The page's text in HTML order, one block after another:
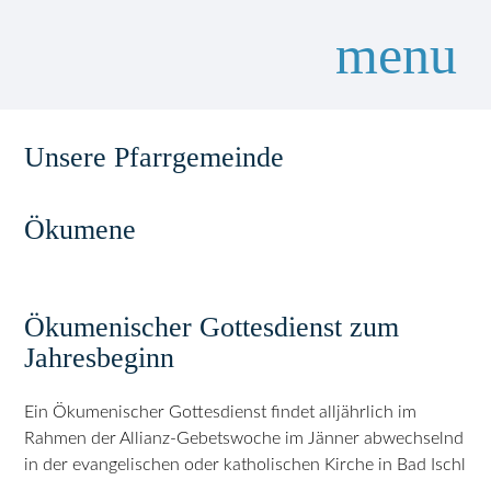
menu
Unsere Pfarrgemeinde
Ökumene
Ökumenischer Gottesdienst zum
Jahresbeginn
Ein Ökumenischer Gottesdienst findet alljährlich im
Rahmen der Allianz-Gebetswoche im Jänner abwechselnd
in der evangelischen oder katholischen Kirche in Bad Ischl